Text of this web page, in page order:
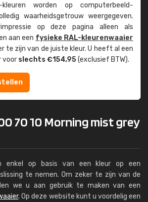
kleuren worden op computer­beeld­
waarheids­­getrouw weer­gegeven.
op deze pagina alleen als
aan een fysieke RAL-kleuren­waaier
te zijn van de juiste kleur. U heeft al een
voor slechts €154,95(exclusief BTW).
70 10 Morning mist grey
enkel op basis van een kleur op een
te nemen. Om zeker te zijn van de
we u aan gebruik te maken van een
. Op deze website kunt u voordelig een